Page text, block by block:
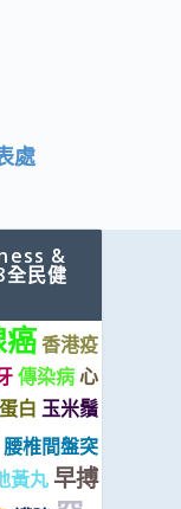
處
&
民健
癌香港疫
傳染病心
白 玉米鬚
腰椎間盤突
黃丸 早搏